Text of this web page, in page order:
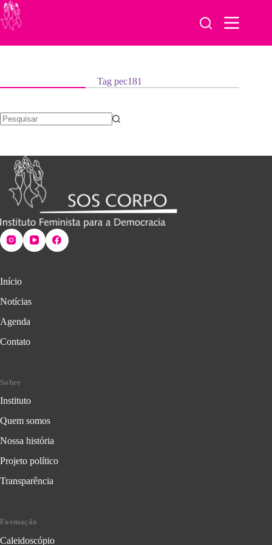
Pular
para
o
Tag pec181
Início
Notícias
Agenda
Contato
Sobre
Instituto
Quem somos
Nossa história
Projeto político
Transparência
Formação
Caleidoscópio